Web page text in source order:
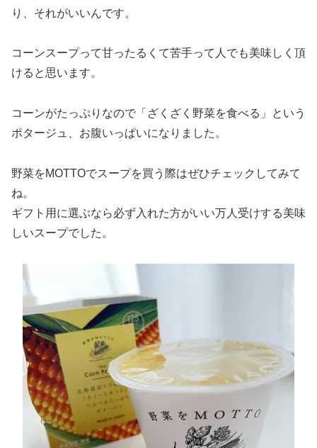
り、それがいいんです。
コーンスープって甘ったるくて苦手って人でも美味しく頂
けると思います。
コーンがたっぷりなので「ざくざく野菜を食べる」という
ポタージュ、お腹いっぱいになりました。
野菜をMOTTOでスープを買う際はぜひチェックしてみて
ね。
ギフト用に選ぶなら必ず入れた方がいい万人受けする美味
しいスープでした。